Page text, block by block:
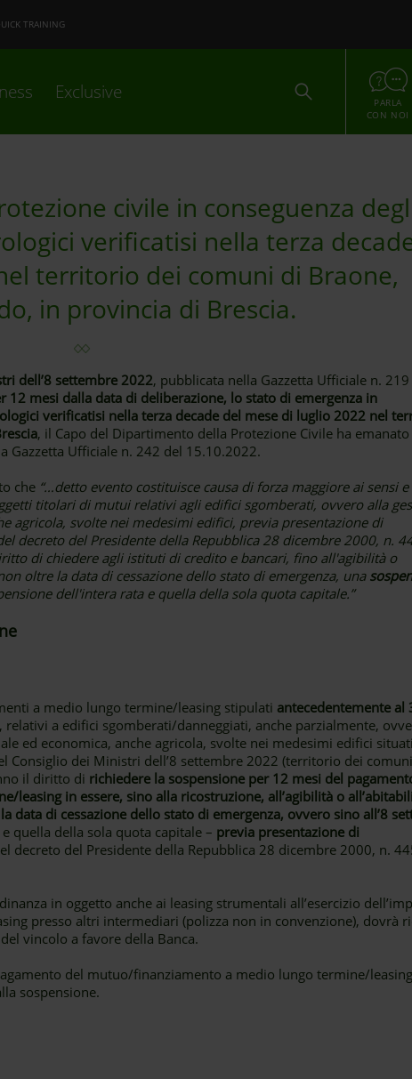
TRAINING
Exclusive ACCEDI
PARLA
CON NOI
civile in conseguenza
verificatisi nella terza
territorio dei comuni di Braone,
in provincia di Brescia.
dell’8 settembre 2022, pubblicata nella Gazzetta Ufficiale n. 219
12 mesi dalla data di deliberazione, lo stato di emergenza in
verificatisi nella terza decade del mese di luglio 2022 nel
, il Capo del Dipartimento della Protezione Civile ha
Gazzetta Ufficiale n. 242 del 15.10.2022.
che“…detto evento costituisce causa di forza maggiore ai sensi
titolari di mutui relativi agli edifici sgomberati, ovvero alla
agricola, svolte nei medesimi edifici, previa presentazione di
decreto del Presidente della Repubblica 28 dicembre 2000, n.
di chiedere agli istituti di credito e bancari, fino all'agibilità o
oltre la data di cessazione dello stato di emergenza, una
dell'intera rata e quella della sola quota capitale.”
a medio lungo termine/leasing stipulati antecedentemente al
a edifici sgomberati/danneggiati, anche parzialmente,
ed economica, anche agricola, svolte nei medesimi edifici situati
Consiglio dei Ministri dell’8 settembre 2022 (territorio dei
il diritto di richiedere la sospensione per 12 mesi del
in essere, sino alla ricostruzione, all’agibilità o
data di cessazione dello stato di emergenza, ovvero sino all’8
quella della sola quota capitale – previa presentazione di
decreto del Presidente della Repubblica 28 dicembre 2000, n.
in oggetto anche ai leasing strumentali all’esercizio
presso altri intermediari (polizza non in convenzione), dovrà
vincolo a favore della Banca.
del mutuo/finanziamento a medio lungo termine/
sospensione.